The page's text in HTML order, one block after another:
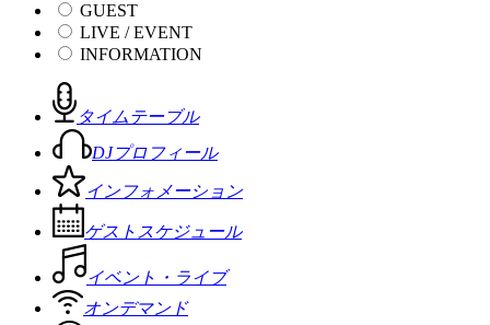
GUEST
LIVE / EVENT
INFORMATION
タイムテーブル
DJプロフィール
インフォメーション
ゲストスケジュール
イベント・ライブ
オンデマンド